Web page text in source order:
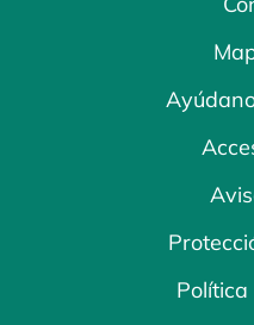
Política